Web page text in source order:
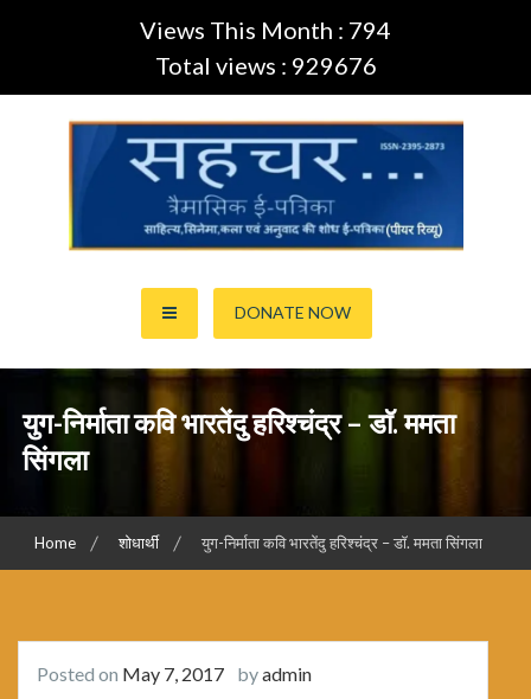
Views This Month : 794
Total views : 929676
सहचर ई-पत्रिका… (ISSN:2395-
2873)
DONATE NOW
युग-निर्माता कवि भारतेंदु हरिश्चंद्र – डाॅ. ममता
सिंगला
Home शोधार्थी युग-निर्माता कवि भारतेंदु हरिश्चंद्र – डाॅ. ममता सिंगला
Posted on May 7, 2017 byadmin